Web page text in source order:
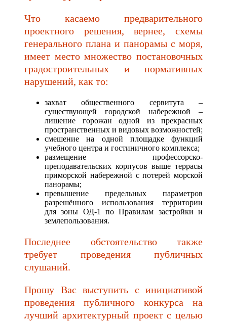
Что касаемо предварительного
проектного решения, вернее, схемы
генерального плана и панорамы с моря,
имеет место множество постановочных
градостроительных и нормативных
нарушений, как то:
захват общественного сервитута –
существующей городской набережной –
лишение горожан одной из прекрасных
пространственных и видовых возможностей;
смешение на одной площадке функций
учебного центра и гостиничного комплекса;
размещение профессорско-
преподавательских корпусов выше террасы
приморской набережной с потерей морской
панорамы;
превышение предельных параметров
разрешённого использования территории
для зоны ОД-1 по Правилам застройки и
землепользования.
Последнее обстоятельство также
требует проведения публичных
слушаний.
Прошу Вас выступить с инициативой
проведения публичного конкурса на
лучший архитектурный проект с целью